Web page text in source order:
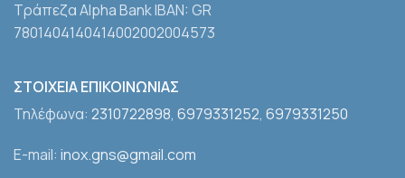
Τράπεζα Alpha Bank IBAN: GR
7801404140414002002004573
ΣΤΟΙΧΕΙΑ ΕΠΙΚΟΙΝΩΝΙΑΣ
Τηλέφωνα: 2310722898, 6979331252, 6979331250
E-mail: inox.gns@gmail.com